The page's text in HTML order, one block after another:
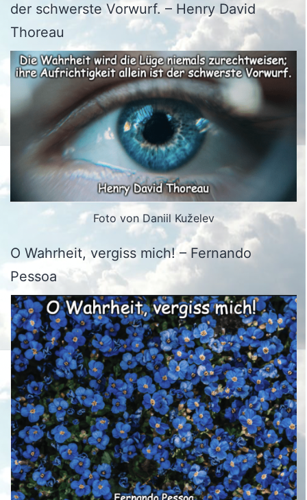
der schwerste Vorwurf. – Henry David
Thoreau
Foto von Daniil Kuželev
O Wahrheit, vergiss mich! – Fernando
Pessoa